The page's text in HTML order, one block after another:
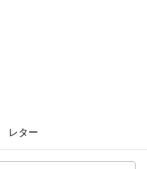
レター